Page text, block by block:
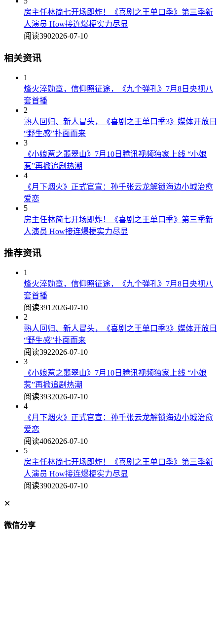
房主任林简七开场即炸！《喜剧之王单口季》第三季新
人演员 How接连爆梗实力尽显
阅读3902026-07-10
相关资讯
1
烽火淬勋章，信仰照征途，《九个弹孔》7月8日央视八
套首播
2
熟人回归、新人冒头，《喜剧之王单口季3》媒体开放日
“野生感”扑面而来
3
《小娘惹之翡翠山》7月10日腾讯视频独家上线 “小娘
惹”再掀追剧热潮
4
《月下烟火》正式官宣：孙千张云龙解锁海边小城治愈
爱恋
5
房主任林简七开场即炸！《喜剧之王单口季》第三季新
人演员 How接连爆梗实力尽显
推荐资讯
1
烽火淬勋章，信仰照征途，《九个弹孔》7月8日央视八
套首播
阅读391 2026-07-10
2
熟人回归、新人冒头，《喜剧之王单口季3》媒体开放日
“野生感”扑面而来
阅读3922026-07-10
3
《小娘惹之翡翠山》7月10日腾讯视频独家上线 “小娘
惹”再掀追剧热潮
阅读3932026-07-10
4
《月下烟火》正式官宣：孙千张云龙解锁海边小城治愈
爱恋
阅读4062026-07-10
5
房主任林简七开场即炸！《喜剧之王单口季》第三季新
人演员 How接连爆梗实力尽显
阅读3902026-07-10
✕
微信分享